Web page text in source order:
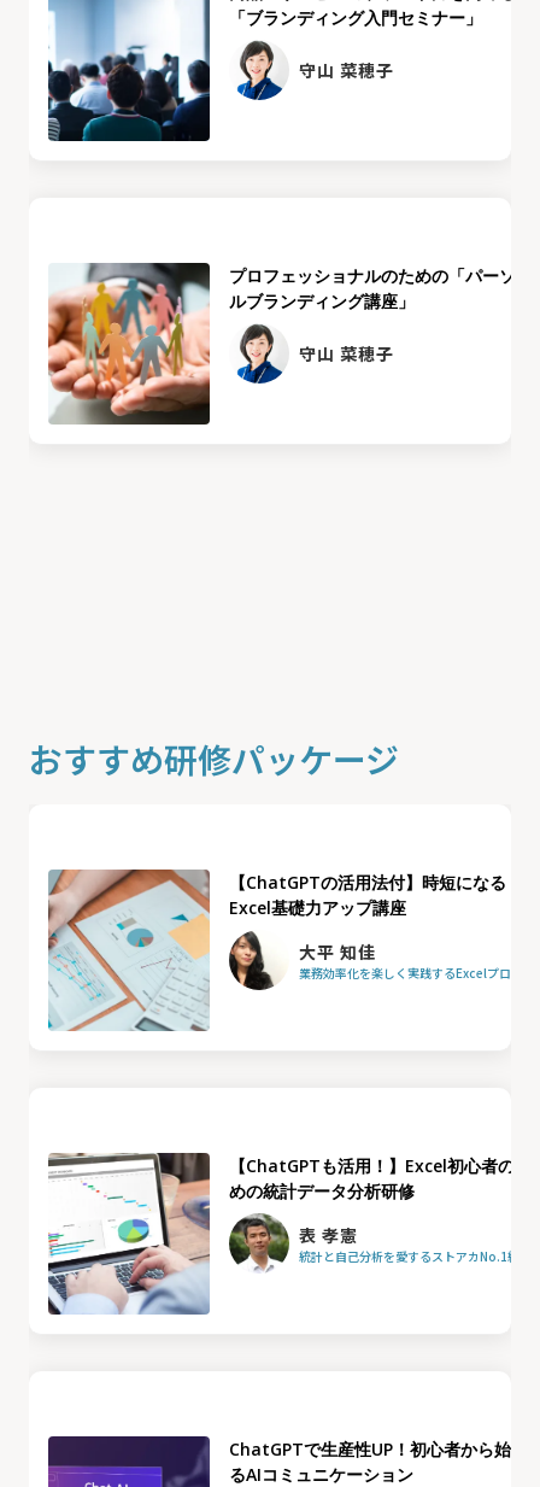
「ブランディング入門セミナー」
守山 菜穂子
プロフェッショナルのための「パーソナ
ルブランディング講座」
守山 菜穂子
おすすめ研修パッケージ
【ChatGPTの活用法付】時短になる
Excel基礎力アップ講座
大平 知佳
業務効率化を楽しく実践するExcelプロフェ
【ChatGPTも活用！】Excel初心者のた
めの統計データ分析研修
表 孝憲
統計と自己分析を愛するストアカNo.1統計
ChatGPTで生産性UP！初心者から始め
るAIコミュニケーション